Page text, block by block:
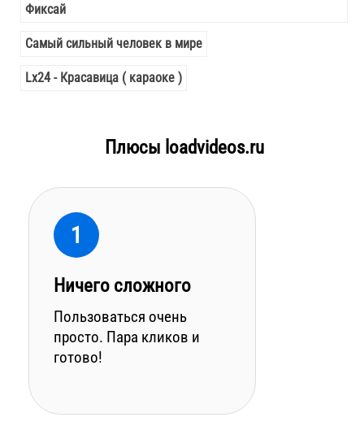
Фиксай
Самый сильный человек в мире
Lx24 - Красавица ( караоке )
Плюсы loadvideos.ru
1
Ничего сложного
Пользоваться очень
просто. Пара кликов и
готово!